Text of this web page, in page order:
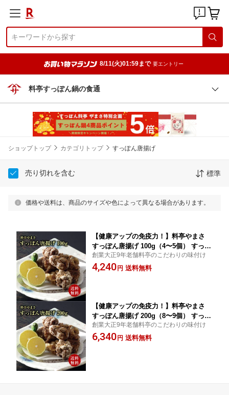
8/11(火)01:59まで 要エントリー
料亭すっぽん鍋の食通
ショップトップ カテゴリトップ すっぽん唐揚げ
売り切れを含む 標準
価格や送料は、商品のサイズや色によって異なる場合があります。
【健康アップの免疫力！】料亭やまさ
すっぽん唐揚げ 100g（4〜5個） すっぽ
ん肉 唐揚げ 国産 大分 簡単調理 スッポ
ン 珍味 ギフト プレゼント 鍋 高級 お肉
創業大正9年老舗料亭のこだわりの味付け
4,240 円 送料無料
【健康アップの免疫力！】料亭やまさ
すっぽん唐揚げ 200g（8〜9個） すっぽ
ん肉 唐揚げ 国産 大分 簡単調理 スッポ
ン 珍味 ギフト プレゼント 鍋 高級 お肉
創業大正9年老舗料亭のこだわりの味付け
6,340 円 送料無料